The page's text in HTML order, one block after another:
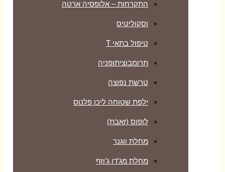
התקרחות – אלופסיה ארטה
וסקוליטיס
טיפול בתאי T
תרומבוציתופניה
טרשת נפוצה
ילפת שטוחה ליכן פלנוס
לופוס (זאבת)
מחלת ווגנר
מחלת מג’דו ג’וזף